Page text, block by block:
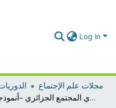
Log In
مجلات علم الإجتماع
التوعية المرورية وتأثيرها في الوعي المروري المجتمع الجزائري –أنموذجا-